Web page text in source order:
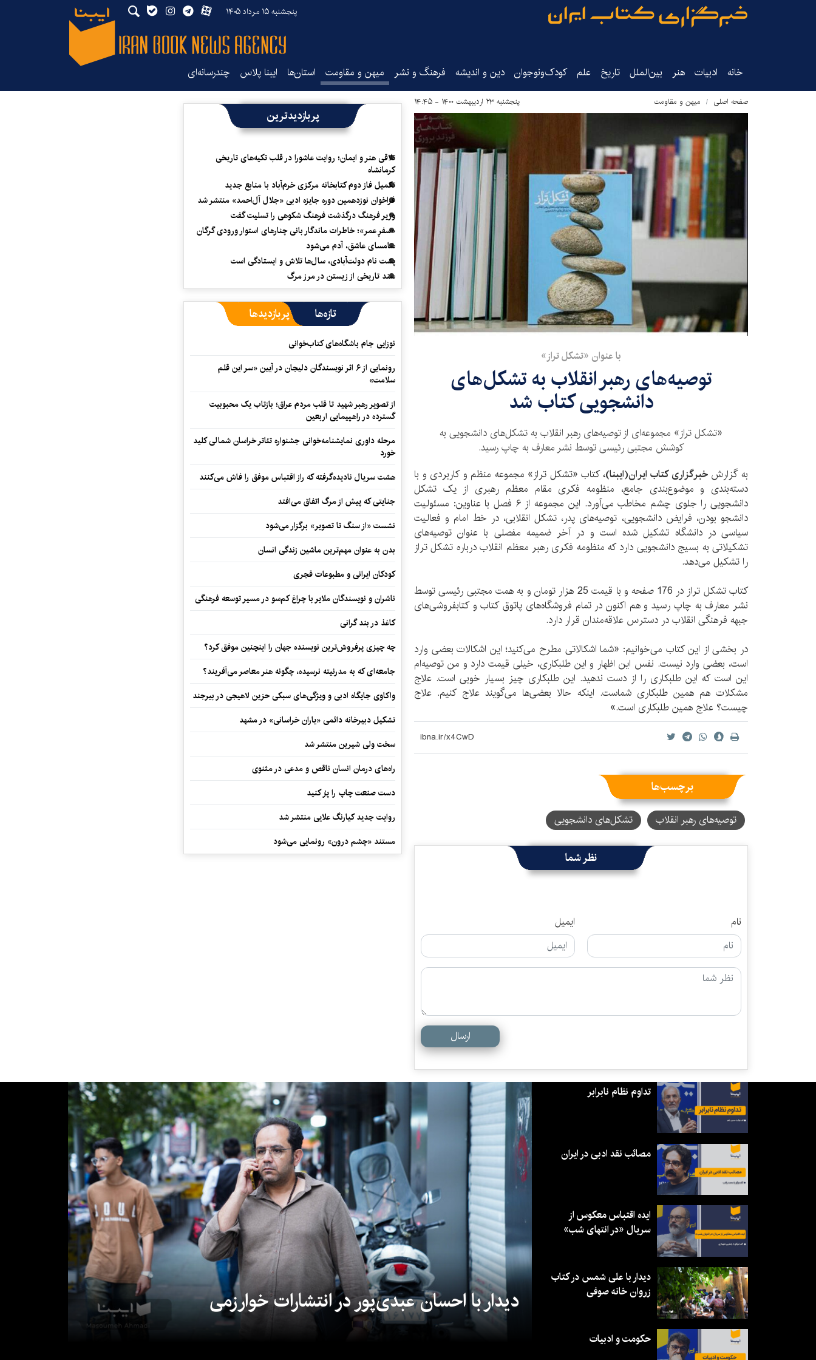
پنجشنبه ۱۵ مرداد ۱۴۰۵
خانه ادبیات هنر بین‌الملل تاریخ‌ علم کودک‌ونوجوان دین و اندیشه فرهنگ و نشر میهن و مقاومت استان‌ها ایبنا پلاس چندرسانه‌ای
صفحه اصلی میهن و مقاومت پنجشنبه ۲۳ اردیبهشت ۱۴۰۰ - ۱۴:۴۵
با عنوان «تشکل تراز»
توصیه‌های رهبر انقلاب به تشکل‌های
دانشجویی کتاب شد
«تشکل تراز» مجموعه‌ای از توصیه‌های رهبر انقلاب به تشکل‌های دانشجویی به
کوشش مجتبی رئیسی توسط نشر معارف به چاپ رسید.
به گزارشخبرگزاری کتاب ایران(ایبنا)،کتاب «تشکل تراز» مجموعه منظم و کاربردی و با
دسته‌بندی و موضوع‌بندی جامع، منظومه فکری مقام معظم رهبری از یک تشکل
دانشجویی را جلوی چشم مخاطب می‌آورد. این مجموعه از ۶ فصل با عناوین: مسئولیت
دانشجو بودن، فرایض دانشجویی، توصیه‌های پدر، تشکل انقلابی، در خط امام و فعالیت
سیاسی در دانشگاه تشکیل شده است و در آخر ضمیمه مفصلی با عنوان توصیه‌های
تشکیلاتی به بسیج دانشجویی دارد که منظومه فکری رهبر معظم انقلاب درباره تشکل تراز
را تشکیل می‌دهد.
کتاب تشکل تراز در 176 صفحه و با قیمت 25 هزار تومان و به همت مجتبی رئیسی توسط
نشر معارف به چاپ رسید و هم اکنون در تمام فروشگاه‌های پاتوق کتاب و کتابفروشی‌های
جبهه فرهنگی انقلاب در دسترس علاقه‌مندان قرار دارد.
در بخشی از این کتاب می‌خوانیم: «شما اشکالاتی مطرح می‌کنید؛ این اشکالات بعضی وارد
است، بعضی وارد نیست. نفس این اظهار و این طلبکاری، خیلی قیمت دارد و من توصیه‌ام
این است که این طلبکاری را از دست ندهید. این طلبکاری چیز بسیار خوبی است. علاج
مشکلات هم همین طلبکاری شماست. اینکه حالا بعضی‌ها می‌گویند علاج کنیم. علاج
چیست؟ علاج همین طلبکاری است.»
برچسب‌ها
توصیه‌های رهبر انقلاب تشکل‌های دانشجویی
نظر شما
نام ایمیل
ارسال
پربازدیدترین
تلاقی هنر و ایمان؛ روایت عاشورا در قلب تکیه‌های تاریخی
کرمانشاه
تکمیل فاز دوم کتابخانه مرکزی خرم‌آباد با منابع جدید
فراخوان نوزدهمین دوره جایزه ادبی «جلال آل‌احمد» منتشر شد
وزیر فرهنگ درگذشت فرهنگ شکوهی را تسلیت گفت
«سفرِ عمر»؛ خاطرات ماندگار بانی چنارهای استوار ورودی گرگان
سامسای عاشق، آدم می‌شود
پشت نام دولت‌آبادی، سال‌ها تلاش و ایستادگی است
سند تاریخی از زیستن در مرز مرگ
تازه‌ها پربازدیدها
نوزایی جام باشگاه‌های کتاب‌خوانی
رونمایی از ۶ اثر نویسندگان دلیجان در آیین «سر این قلم
سلامت»
از تصویر رهبر شهید تا قلب مردم عراق؛ بازتاب یک محبوبیت
گسترده در راهپیمایی اربعین
مرحله داوری نمایشنامه‌خوانی جشنواره تئاتر خراسان شمالی کلید
خورد
هشت سریال نادیده‌گرفته که راز اقتباس موفق را فاش می‌کنند
جنایتی که پیش از مرگ اتفاق می‌افتد
نشست «از سنگ تا تصویر» برگزار می‌شود
بدن به عنوان مهم‌ترین ماشین زندگی انسان
کودکان ایرانی و مطبوعات قجری
ناشران و نویسندگان ملایر با چراغ کم‌سو در مسیر توسعه فرهنگی
کاغذ در بند گرانی
چه چیزی پرفروش‌ترین نویسنده جهان را اینچنین موفق کرد؟
جامعه‌ای که به مدرنیته نرسیده، چگونه هنر معاصر می‌آفریند؟
واکاوی جایگاه ادبی و ویژگی‌های سبکی حزین لاهیجی در بیرجند
تشکیل دبیرخانه دائمی «یاران خراسانی» در مشهد
سخت ولی شیرین منتشر شد
راه‌های درمان انسان ناقص و مدعی در مثنوی
دست صنعت چاپ را پرُ کنید
روایت جدید کیارنگ علایی منتشر شد
مستند «چشم درون» رونمایی می‌شود
دیدار با احسان عبدی‌پور در انتشارات خوارزمی
تداوم نظام نابرابر
مصائب نقد ادبی در ایران
ایده اقتباس معکوس از
سریال «در انتهای شب»
دیدار با علی شمس در کتاب
زروان خانه صوفی
حکومت و ادبیات